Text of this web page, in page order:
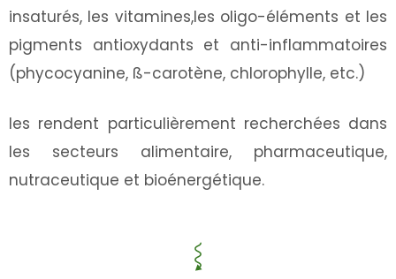
insaturés, les vitamines,les oligo-éléments et les
pigments antioxydants et anti-inflammatoires
(phycocyanine, ß-carotène, chlorophylle, etc.)
les rendent particulièrement recherchées dans
les secteurs alimentaire, pharmaceutique,
nutraceutique et bioénergétique.